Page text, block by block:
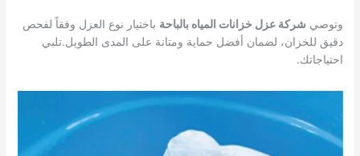
وتوصي شركة عزل خزانات المياه بالباحة باختيار نوع العزل وفقاً لفحص
دقيق للخزان، لضمان أفضل حماية ومتانة على المدى الطويل.تلبي
احتياجاتك.